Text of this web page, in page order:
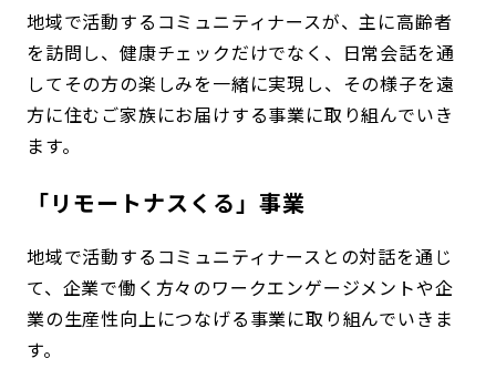
地域で活動するコミュニティナースが、主に高齢者
を訪問し、健康チェックだけでなく、日常会話を通
してその方の楽しみを一緒に実現し、その様子を遠
方に住むご家族にお届けする事業に取り組んでいき
ます。
「リモートナスくる」事業
地域で活動するコミュニティナースとの対話を通じ
て、企業で働く方々のワークエンゲージメントや企
業の生産性向上につなげる事業に取り組んでいきま
す。